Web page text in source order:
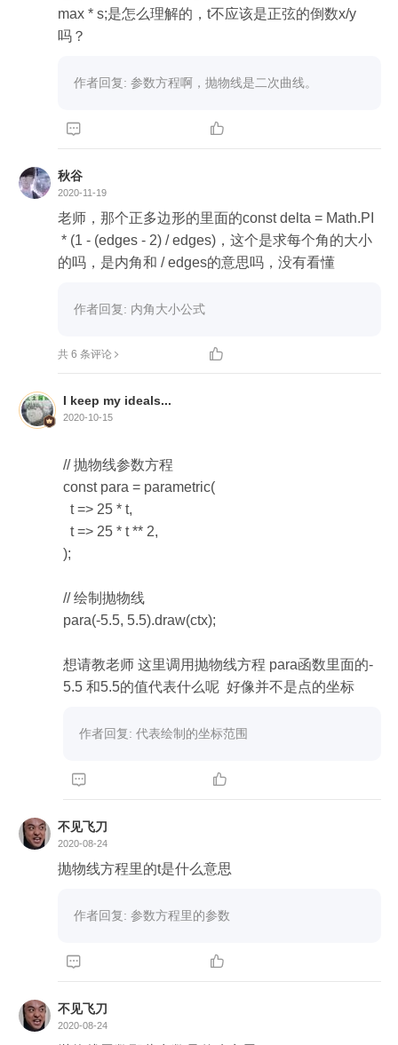
max * s;是怎么理解的，t不应该是正弦的倒数x/y
吗？
作者回复: 参数方程啊，抛物线是二次曲线。
 
秋谷
2020-11-19
老师，那个正多边形的里面的const delta = Math.PI
* (1 - (edges - 2) / edges)，这个是求每个角的大小
的吗，是内角和 / edges的意思吗，没有看懂
作者回复: 内角大小公式
共 6 条评论 
I keep my ideals...
2020-10-15
// 抛物线参数方程
const para = parametric(
  t => 25 * t,
  t => 25 * t ** 2,
);
// 绘制抛物线
para(-5.5, 5.5).draw(ctx);
想请教老师 这里调用抛物线方程 para函数里面的-
5.5 和5.5的值代表什么呢  好像并不是点的坐标
作者回复: 代表绘制的坐标范围
 
不见飞刀
2020-08-24
抛物线方程里的t是什么意思
作者回复: 参数方程里的参数
 
不见飞刀
2020-08-24